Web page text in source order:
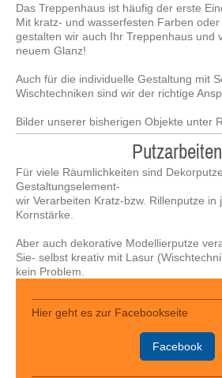
Das Treppenhaus ist häufig der erste
Mit kratz- und wasserfesten Farben
gestalten wir auch Ihr Treppenhaus und
neuem Glanz!
Auch für die individuelle Gestaltung mit
Wischtechniken sind wir der richtige
Bilder unserer bisherigen Objekte unter
Putzarbeiten
Für viele Räumlichkeiten sind
Gestaltungselement-
wir Verarbeiten Kratz-bzw. Rillenputze in
Kornstärke.
Aber auch dekorative Modellierputze
Sie- selbst kreativ mit Lasur
kein Problem.
Hier geht es zur Facebookseite
Facebook